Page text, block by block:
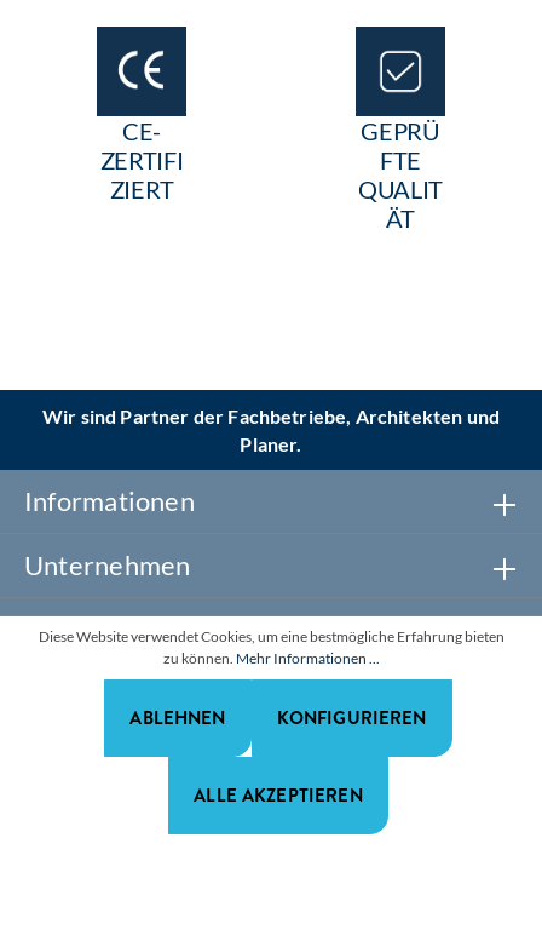
CE-
ZERTIFI
ZIERT
GEPRÜ
FTE
QUALIT
ÄT
Wir sind Partner der Fachbetriebe, Architekten und
Planer.
Informationen
Unternehmen
Newsletter abonnieren
*Alle Preise zzgl. gesetzl. Mehrwertsteuer. Alle Rechte
vorbehalten.
Diese Website verwendet Cookies, um eine bestmögliche Erfahrung bieten
zu können. Mehr Informationen ...
ABLEHNEN KONFIGURIEREN
ALLE AKZEPTIEREN